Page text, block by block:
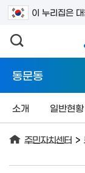
이 누리집은
검색어를 입력하세요
동문동
소개 일반현황
주민자치센터 >